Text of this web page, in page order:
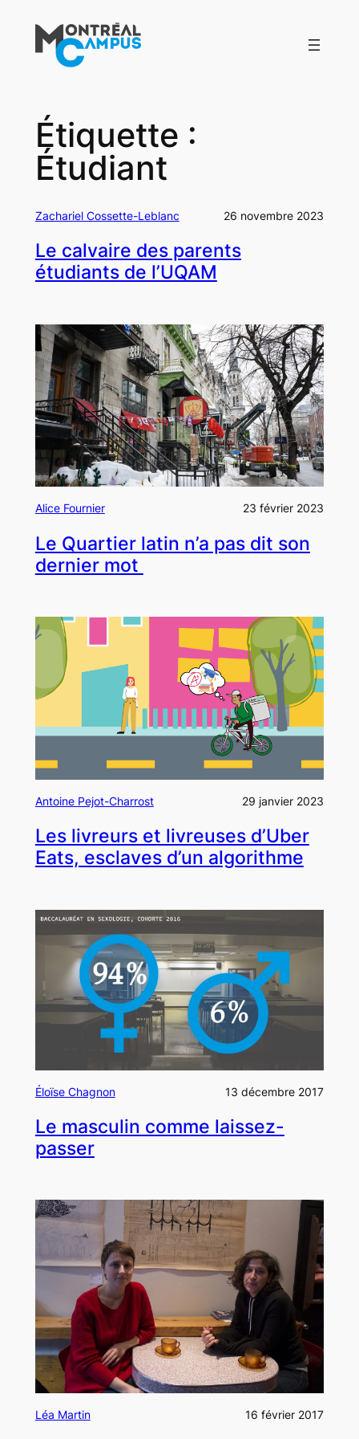
contenu
Étiquette :
Étudiant
Zachariel Cossette-Leblanc 26 novembre 2023
Le calvaire des parents
étudiants de l’UQAM
Alice Fournier 23 février 2023
Le Quartier latin n’a pas dit son
dernier mot
Antoine Pejot-Charrost 29 janvier 2023
Les livreurs et livreuses d’Uber
Eats, esclaves d’un algorithme
Éloïse Chagnon 13 décembre 2017
Le masculin comme laissez-
passer
Léa Martin 16 février 2017